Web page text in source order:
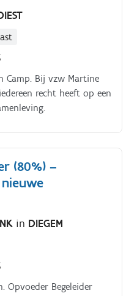
Camp. Bij vzw Martine
recht heeft op een
(80%) –
in DIEGEM
Opvoeder Begeleider